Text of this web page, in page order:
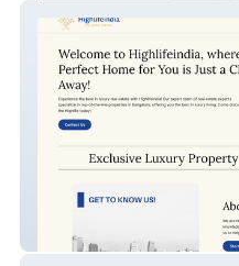
Highlifeindia